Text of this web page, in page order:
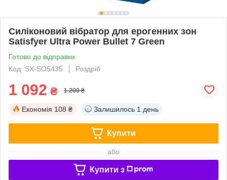
Силіконовий вібратор для ерогенних зон
Satisfyer Ultra Power Bullet 7 Green
Готово до відправки
Код: SX-SO5435
Роздріб
1 092 ₴ 1 200 ₴
Економія 108 ₴ Залишилось 1 день
Купити
або
Купити з